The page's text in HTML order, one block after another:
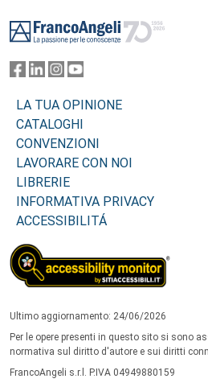
LA TUA OPINIONE
CATALOGHI
CONVENZIONI
LAVORARE CON NOI
LIBRERIE
INFORMATIVA PRIVACY
ACCESSIBILITÁ
Ultimo aggiornamento: 24/06/2026
Per le opere presenti in questo sito si sono
normativa sul diritto d'autore e sui diritti
FrancoAngeli s.r.l. P.IVA 04949880159